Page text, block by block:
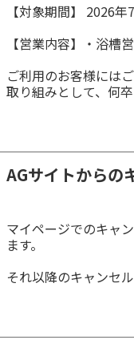
【対象期間】 2026
【営業内容】・浴槽
ご利用のお客様には
取り組みとして、何
AGサイトからの
マイページでのキャ
ます。
それ以降のキャンセ